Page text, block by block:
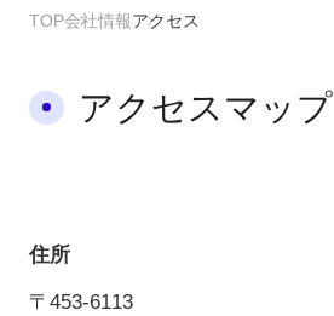
TOP会社情報アクセス
アクセスマップ
住所
〒453-6113